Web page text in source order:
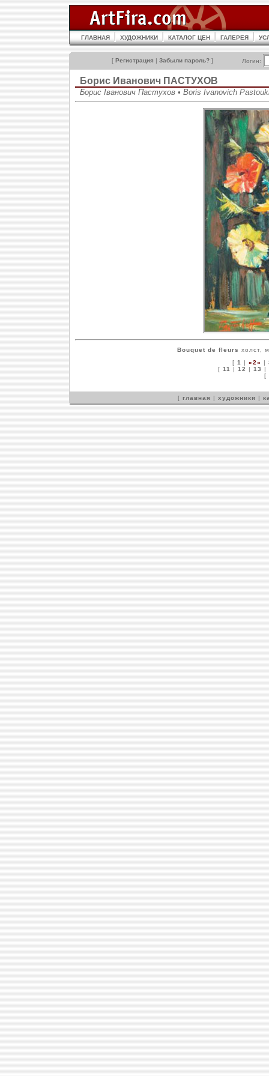
ГЛАВНАЯ ХУДОЖНИКИ КАТАЛОГ ЦЕН ГАЛЕРЕЯ
[ Регистрация | Забыли пароль? ] Логин:
Борис Иванович ПАСТУХОВ
Борис Іванович Пастухов • Boris Ivanovich
Bouquet de fleurs холст,
[ 1 | »2« |
[ 11 | 12 | 13 |
[
[ главная | художники |